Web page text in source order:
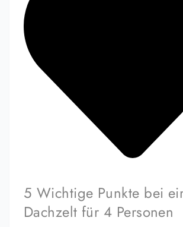
5 Wichtige Punkte bei
Dachzelt für 4 Personen